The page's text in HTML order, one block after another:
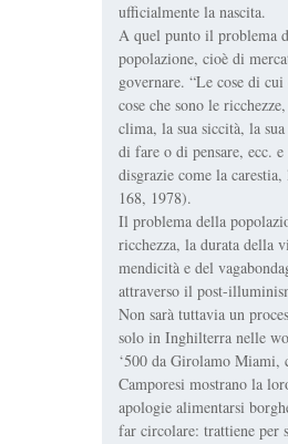
ufficialmente la nascita.
A quel punto il problema
popolazione, cioè di
governare. “Le cose di
cose che sono le
clima, la sua siccità, la
di fare o di pensare, ecc.
disgrazie come la
168, 1978).
Il problema della
ricchezza, la durata della
mendicità e del
attraverso il post-
Non sarà tuttavia un
solo in Inghilterra nelle
‘500 da Girolamo Miami,
Camporesi mostrano la
apologie alimentarsi
far circolare: trattiene per